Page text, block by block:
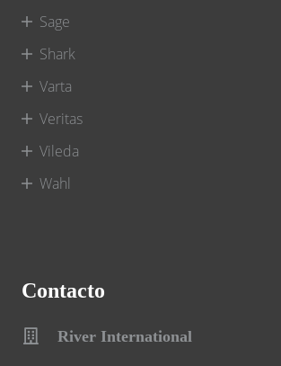
Sage
Shark
Varta
Veritas
Vileda
Wahl
Contacto
River International